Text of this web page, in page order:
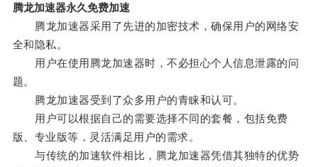
腾龙加速器永久免费加速
腾龙加速器采用了先进的加密技术，确保用户的网络安
全和隐私。
用户在使用腾龙加速器时，不必担心个人信息泄露的问
题。
腾龙加速器受到了众多用户的青睐和认可。
用户可以根据自己的需要选择不同的套餐，包括免费
版、专业版等，灵活满足用户的需求。
与传统的加速软件相比，腾龙加速器凭借其独特的优势